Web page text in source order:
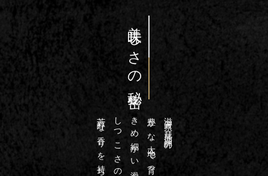
美味しさの秘密
滋賀県・琵琶湖畔の